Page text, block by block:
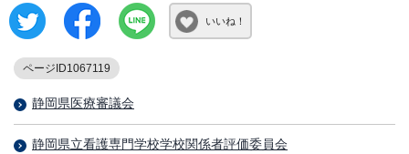
いいね！
ページID1067119
静岡県医療審議会
静岡県立看護専門学校学校関係者評価委員会